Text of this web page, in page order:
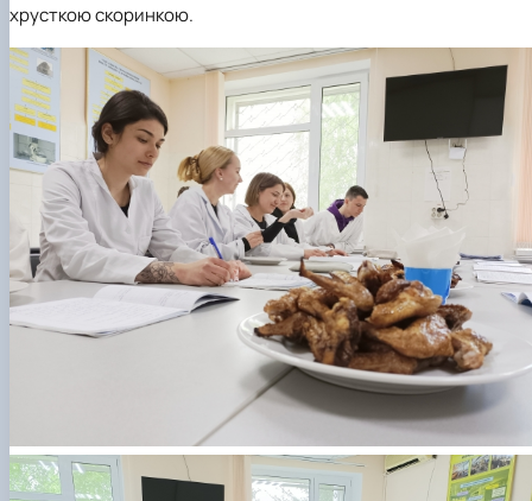
хрусткою скоринкою.